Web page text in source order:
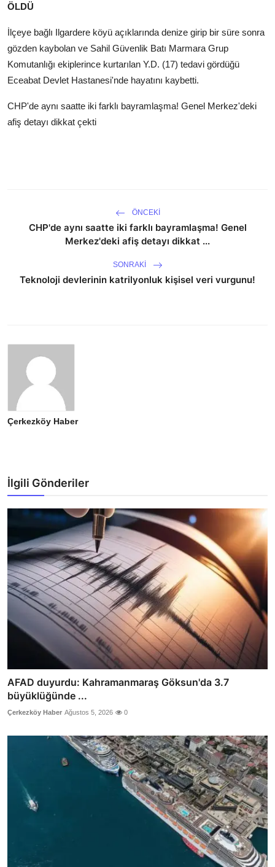
ÖLDÜ
İlçeye bağlı Ilgardere köyü açıklarında denize girip bir süre sonra
gözden kaybolan ve Sahil Güvenlik Batı Marmara Grup
Komutanlığı ekiplerince kurtarılan Y.D. (17) tedavi gördüğü
Eceabat Devlet Hastanesi'nde hayatını kaybetti.
CHP'de aynı saatte iki farklı bayramlaşma! Genel Merkez'deki
afiş detayı dikkat çekti
ÖNCEKI
CHP'de aynı saatte iki farklı bayramlaşma! Genel
Merkez'deki afiş detayı dikkat ...
SONRAKI
Teknoloji devlerinin katrilyonluk kişisel veri vurgunu!
Çerkezköy Haber
İlgili Gönderiler
AFAD duyurdu: Kahramanmaraş Göksun'da 3.7
büyüklüğünde ...
Çerkezköy Haber Ağustos 5, 2026 0